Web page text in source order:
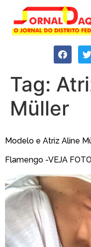
Tag:
Müller
Modelo e Atriz Aline
Flamengo -VEJA